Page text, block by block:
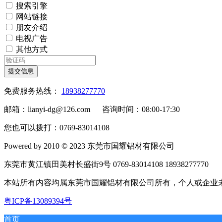
搜索引擎
网站链接
朋友介绍
电视广告
其他方式
提交信息
免费服务热线： 18938277770
邮箱：lianyi-dg@126.com 咨询时间：08:00-17:30
您也可以拨打：0769-83014108
Powered by 2010 © 2023 东莞市国耀铝材有限公司
东莞市黄江镇田美村长盛街9号 0769-83014108 18938277770
本站所有内容均属东莞市国耀铝材有限公司所有，个人或企
粤ICP备13089394号
首页